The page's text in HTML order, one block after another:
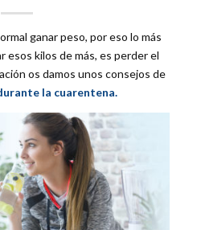
ganar peso, por eso lo más
esos kilos de más, es perder el
os damos unos consejos de
la cuarentena.